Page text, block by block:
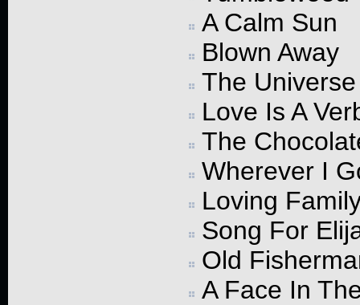
A Calm Sun
Blown Away
The Universe
Love Is A
The
Wherever I
Loving
Song For
Old
A Face In